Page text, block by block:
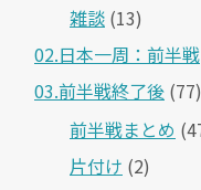
雑談 (13)
02.日本一周：前半戦
03.前半戦終了後 (77)
前半戦まとめ
片付け (2)